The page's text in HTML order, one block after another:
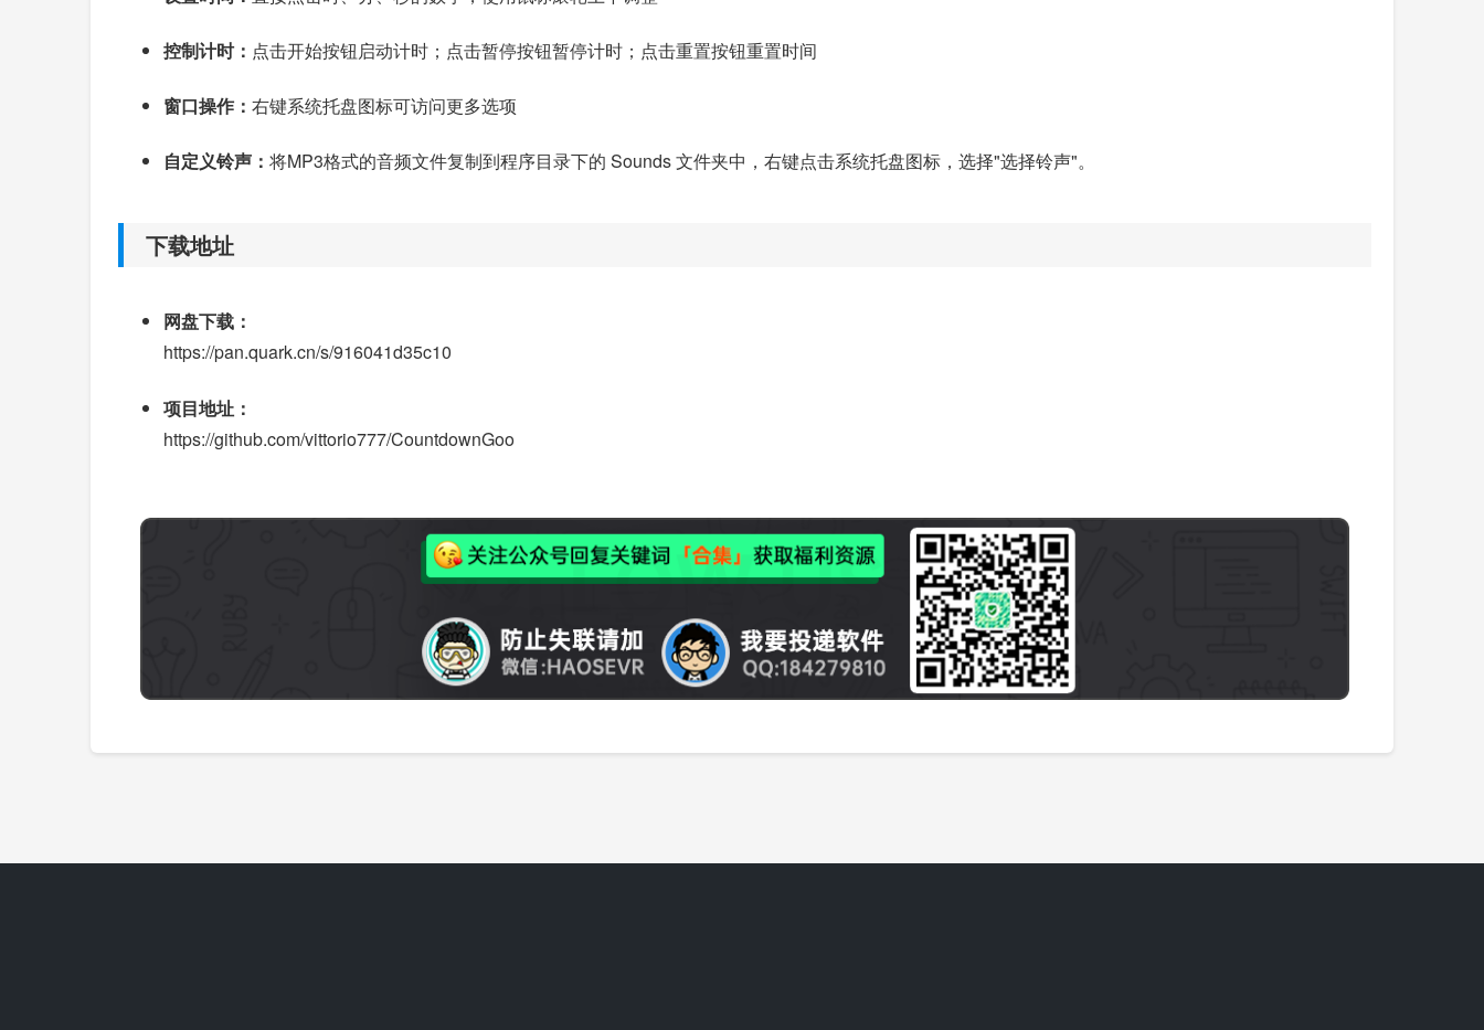
控制计时： 点击开始按钮启动计时；点击暂停按钮暂停计时；点击重置按钮重置时间
窗口操作： 右键系统托盘图标可访问更多选项
自定义铃声： 将MP3格式的音频文件复制到程序目录下的 Sounds 文件夹中，右键点击系统托盘图标，选择"选择铃声"。
下载地址
网盘下载：
https://pan.quark.cn/s/916041d35c10
项目地址：
https://github.com/vittorio777/CountdownGoo